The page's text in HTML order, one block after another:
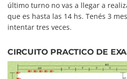
último turno no vas a llegar a
que es hasta las 14 hs. Tenés 3
intentar tres veces.
CIRCUITO PRACTICO DE